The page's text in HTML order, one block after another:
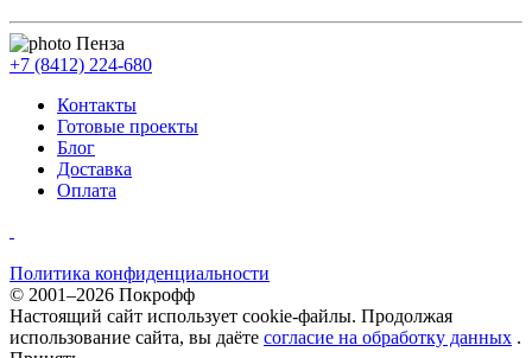
Пенза
+7 (8412) 224-680
Контакты
Готовые проекты
Блог
Доставка
Оплата
Политика конфиденциальности
© 2001–2026 Покрофф
Настоящий сайт использует cookie-файлы. Продолжая
использование сайта, вы даёте согласие на обработку данных .